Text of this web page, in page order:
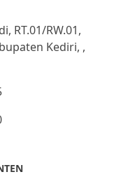
RT.01/RW.01,
Kediri, ,